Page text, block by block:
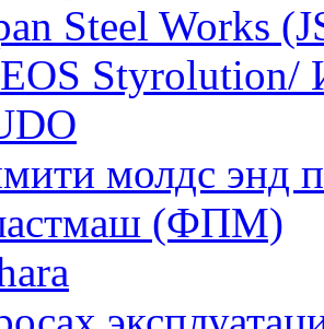
Steel Works
молдс энд
(ФПМ)